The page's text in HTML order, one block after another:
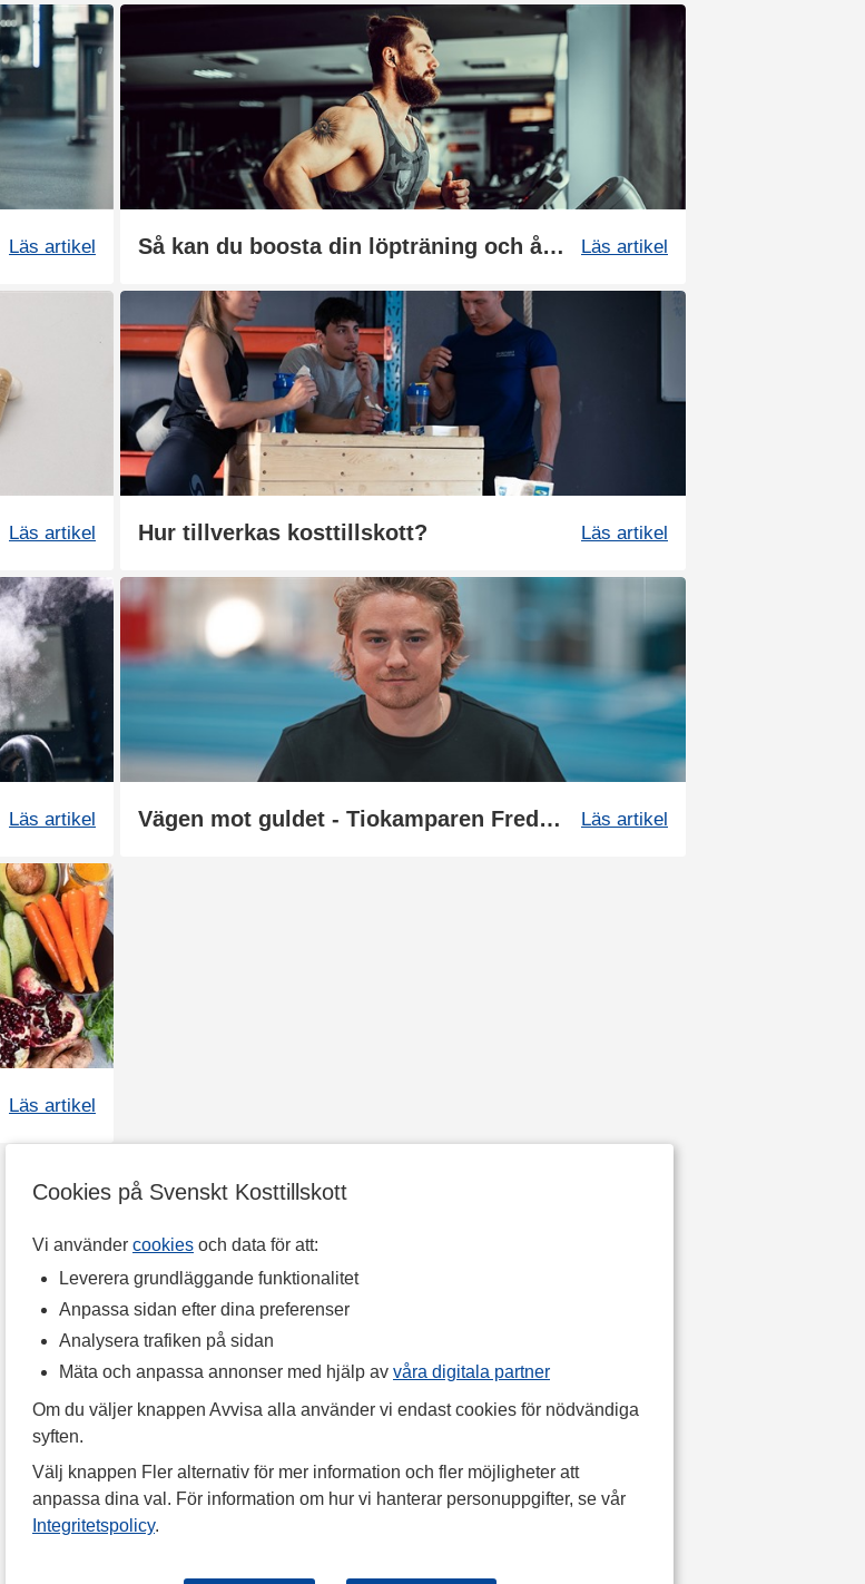
Cookies på Svenskt Kosttillskott
Vi använder cookies och data för att:
Leverera grundläggande funktionalitet
Anpassa sidan efter dina preferenser
Analysera trafiken på sidan
Mäta och anpassa annonser med hjälp av våra digitala partner
Om du väljer knappen Avvisa alla använder vi endast cookies för nödvändiga
syften.
Välj knappen Fler alternativ för mer information och fler möjligheter att
anpassa dina val. För information om hur vi hanterar personuppgifter, se vår
Integritetspolicy.
Läs artikel Så kan du boosta din löpträning och återhämtning med kosttillskott Läs artikel
Läs artikel Hur tillverkas kosttillskott? Läs artikel
Läs artikel Vägen mot guldet - Tiokamparen Fredrik Samuelsson Läs artikel
Läs artikel